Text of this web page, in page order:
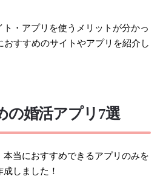
・アプリを使うメリットが分かっ
おすすめのサイトやアプリを紹介し
の婚活アプリ7選
当におすすめできるアプリのみを
しました！